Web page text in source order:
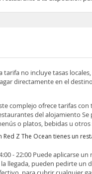
tarifa no incluye tasas
directamente en el
complejo ofrece tarifas
del alojamiento
o platos, bebidas u otros
Red Z The Ocean tienes un
- 22:00 Puede aplicarse
la llegada, pueden pedirte